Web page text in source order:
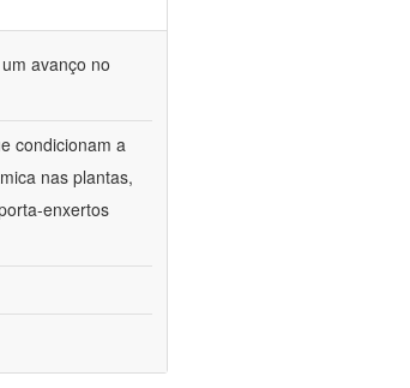
avanço no
condicionam a
nas plantas,
enxertos